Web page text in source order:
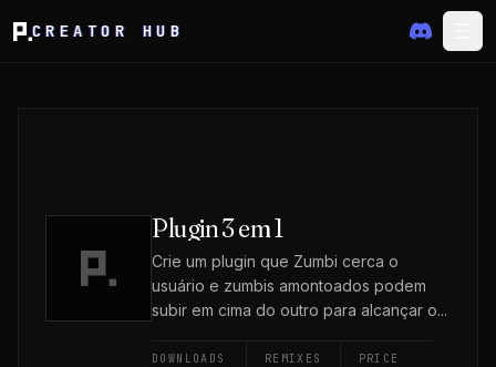
CREATOR HUB
Plugin 3 em 1
Crie um plugin que Zumbi cerca o
usuário e zumbis amontoados podem
subir em cima do outro para alcançar o...
DOWNLOADS REMIXES PRICE